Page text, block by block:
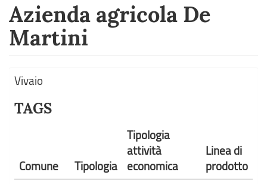
Azienda agricola De
Martini
Vivaio
TAGS
Comune Tipologia
Tipologia
attività
economica
Linea di
prodotto